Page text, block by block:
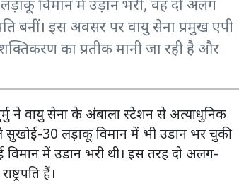
लड़ाकू विमान में उड़ान भरी, वह दो अलग
बनीं। इस अवसर पर वायु सेना प्रमुख एपी
का प्रतीक मानी जा रही है और
मुर्मु ने वायु सेना के अंबाला स्टेशन से अत्याधुनिक
सुखोई-30 लड़ाकू विमान में भी उडान भर चुकी
में उडान भरी थी। इस तरह दो अलग-
हैं।